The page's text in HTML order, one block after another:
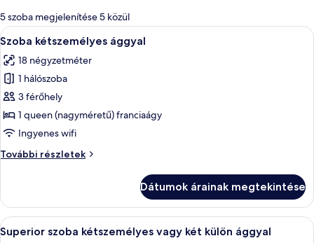
álló
szűrők
5 szoba megjelenítése 5 közül
A
következő
szoba
összes
képének
megtekintése:
Szoba
ággyal
Egy modern hálószoba, melyben
12
Szoba kétszemélyes ággyal
18 négyzetméter
1 hálószoba
3 férőhely
1 queen (nagyméretű) franciaágy
Ingyenes wifi
További részletek
Szoba
részletei
Dátumok árainak megtekintése
A
Egy szállodai szoba, amelyben egy
6
Superior szoba kétszemélyes vagy két külön ággyal